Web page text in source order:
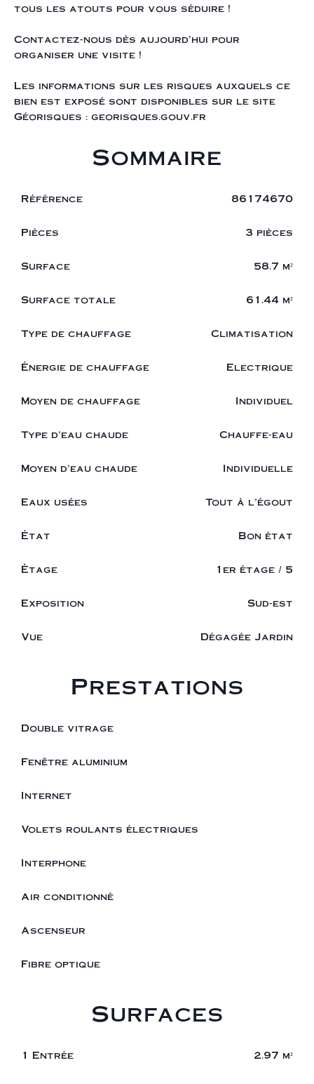
tous les atouts pour vous séduire !
Contactez-nous dès aujourd’hui pour
organiser une visite !
Les informations sur les risques auxquels ce
bien est exposé sont disponibles sur le site
Géorisques : georisques.gouv.fr
Sommaire
Référence 86174670
Pièces 3 pièces
Surface 58.7 m²
Surface totale 61.44 m²
Type de chauffage Climatisation
Énergie de chauffage Electrique
Moyen de chauffage Individuel
Type d'eau chaude Chauffe-eau
Moyen d'eau chaude Individuelle
Eaux usées Tout à l'égout
État Bon état
Étage 1er étage / 5
Exposition Sud-est
Vue Dégagée Jardin
Prestations
Double vitrage
Fenêtre aluminium
Internet
Volets roulants électriques
Interphone
Air conditionné
Ascenseur
Fibre optique
Surfaces
1 Entrée 2.97 m²